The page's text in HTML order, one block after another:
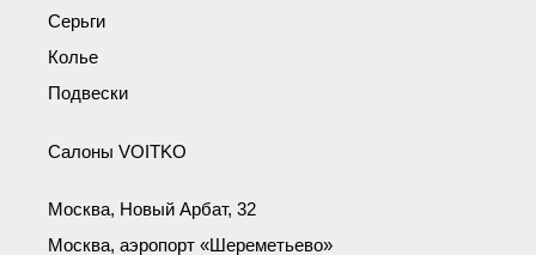
Серьги
Колье
Подвески
Салоны VOITKO
Москва, Новый Арбат, 32
Москва, аэропорт «Шереметьево»